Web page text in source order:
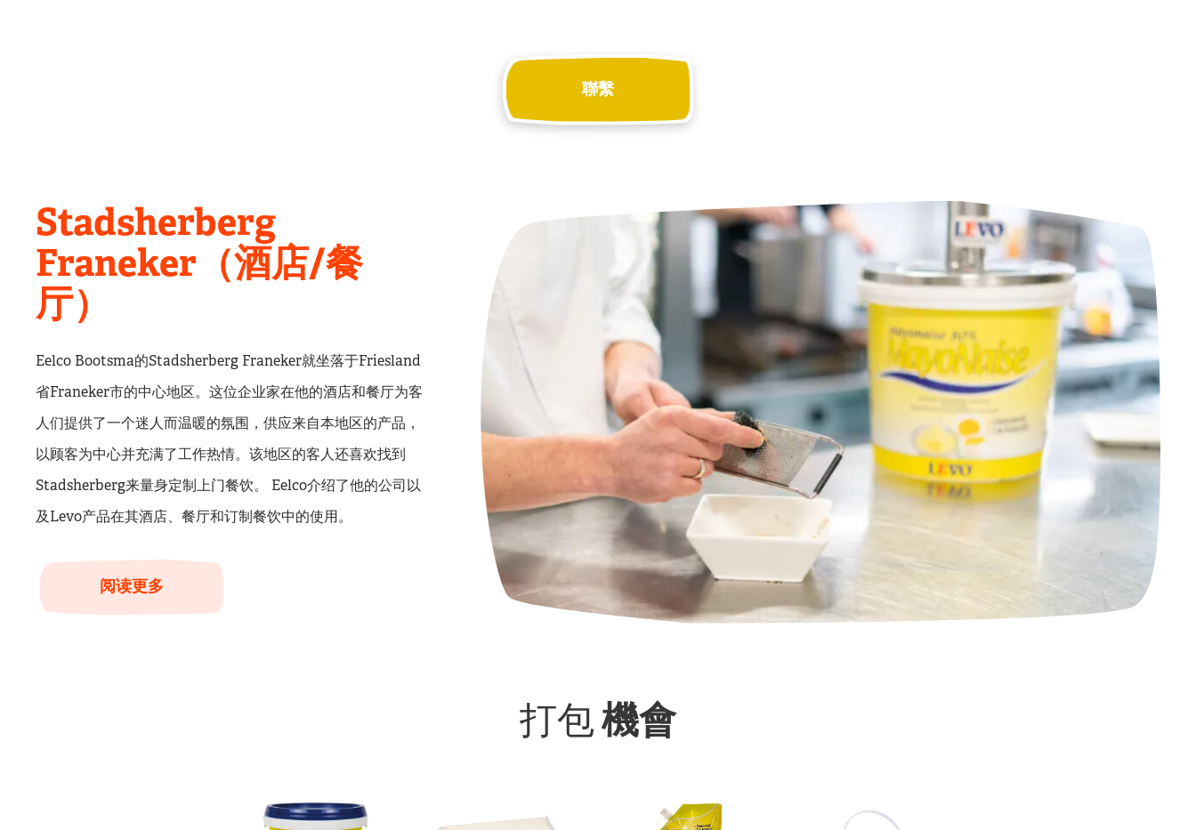
聯繫
Stadsherberg
Franeker（酒店/餐
厅）
Eelco Bootsma的Stadsherberg Franeker就坐落于Friesland
省Franeker市的中心地区。这位企业家在他的酒店和餐厅为客
人们提供了一个迷人而温暖的氛围，供应来自本地区的产品，
以顾客为中心并充满了工作热情。该地区的客人还喜欢找到
Stadsherberg来量身定制上门餐饮。 Eelco介绍了他的公司以
及Levo产品在其酒店、餐厅和订制餐饮中的使用。
阅读更多
打包機會